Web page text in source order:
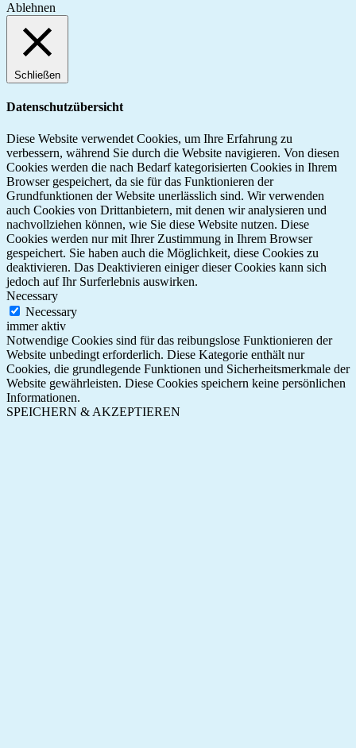
Ablehnen
Schließen
Datenschutzübersicht
Diese Website verwendet Cookies, um Ihre Erfahrung zu
verbessern, während Sie durch die Website navigieren. Von diesen
Cookies werden die nach Bedarf kategorisierten Cookies in Ihrem
Browser gespeichert, da sie für das Funktionieren der
Grundfunktionen der Website unerlässlich sind. Wir verwenden
auch Cookies von Drittanbietern, mit denen wir analysieren und
nachvollziehen können, wie Sie diese Website nutzen. Diese
Cookies werden nur mit Ihrer Zustimmung in Ihrem Browser
gespeichert. Sie haben auch die Möglichkeit, diese Cookies zu
deaktivieren. Das Deaktivieren einiger dieser Cookies kann sich
jedoch auf Ihr Surferlebnis auswirken.
Necessary
Necessary
immer aktiv
Notwendige Cookies sind für das reibungslose Funktionieren der
Website unbedingt erforderlich. Diese Kategorie enthält nur
Cookies, die grundlegende Funktionen und Sicherheitsmerkmale der
Website gewährleisten. Diese Cookies speichern keine persönlichen
Informationen.
SPEICHERN & AKZEPTIEREN